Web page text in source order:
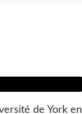
de York en